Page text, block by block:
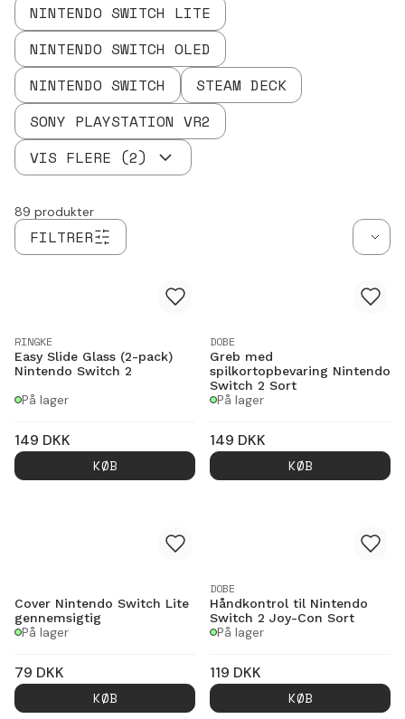
NINTENDO SWITCH LITE
NINTENDO SWITCH OLED
NINTENDO SWITCH
STEAM DECK
SONY PLAYSTATION VR2
VIS FLERE (2)
FILTRER
89 produkter
RINGKE
Easy Slide Glass (2-pack)
Nintendo Switch 2
På lager
149 DKK
KØB
DOBE
Greb med
spilkortopbevaring Nintendo
Switch 2 Sort
På lager
149 DKK
KØB
Cover Nintendo Switch Lite
gennemsigtig
På lager
79 DKK
KØB
DOBE
Håndkontrol til Nintendo
Switch 2 Joy-Con Sort
På lager
119 DKK
KØB